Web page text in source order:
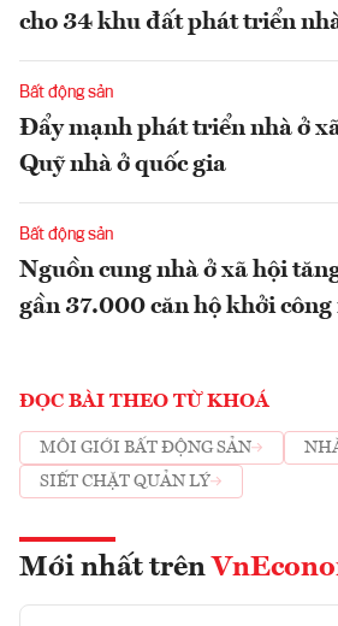
cho 34 khu đất phát triển
Bất động sản
Đẩy mạnh phát triển nhà ở
Quỹ nhà ở quốc gia
Bất động sản
Nguồn cung nhà ở xã hội
gần 37.000 căn hộ khởi công
ĐỌC BÀI THEO TỪ KHOÁ
MÔI GIỚI BẤT ĐỘNG SẢN
SIẾT CHẶT QUẢN LÝ
Mới nhất trên